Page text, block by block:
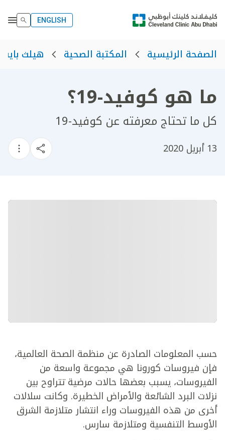
ENGLISH
الصفحة الرئيسية المكتبة الصحية هيلث بايت
ما هو كوفيد-19؟
​كل ما تحتاج معرفته عن كوفيد-19​
13 أبريل 2020
حسب المعلومات الصادرة عن منظمة الصحة العالمية،
فإن فيروسات كورونا هي مجموعة واسعة من
الفيروسات، يسبب بعضها حالات مرضية تتراوح بين
نزلات البرد الشائعة والأمراض الخطيرة. وكانت سلالات
أخرى من هذه الفيروسات وراء انتشار متلازمة الشرق
الأوسط التنفسية ومتلازمة سارس.